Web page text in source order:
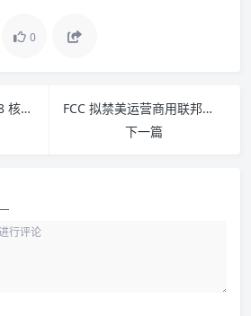
0
Drupal 发布其 7 核、8 核安全版本以解决高危关键漏洞
FCC 拟禁美运营商用联邦资金购买华为中兴通讯设备
下一篇